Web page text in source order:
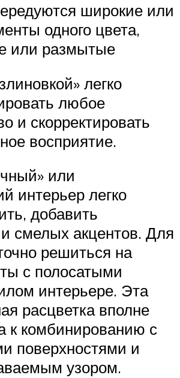
широкие или
одного цвета,
или размытые
легко
любое
и скорректировать
восприятие.
или
интерьер легко
добавить
смелых акцентов. Для
решиться на
с полосатыми
интерьере. Эта
расцветка вполне
к комбинированию с
поверхностями и
узором.